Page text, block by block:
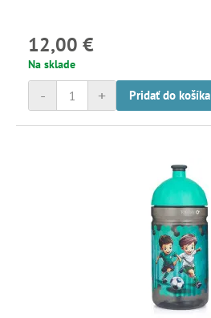
12,00 €
Na sklade
+
- Pridať do košíka